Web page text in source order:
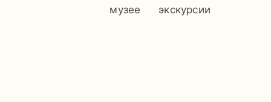
музее
экскурсии